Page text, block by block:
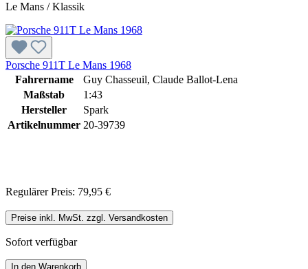
Le Mans / Klassik
Porsche 911T Le Mans 1968
Fahrername
Guy Chasseuil, Claude Ballot-Lena
Maßstab
1:43
Hersteller
Spark
Artikelnummer 20-39739
Regulärer Preis: 79,95 €
Preise inkl. MwSt. zzgl. Versandkosten
Sofort verfügbar
In den Warenkorb